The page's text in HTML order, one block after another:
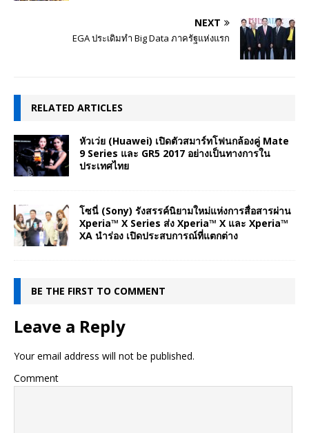
NEXT
EGA ประเดิมทำ Big Data ภาครัฐแห่งแรก
RELATED ARTICLES
หัวเว่ย (Huawei) เปิดตัวสมาร์ทโฟนกล้องคู่ Mate
9 Series และ GR5 2017 อย่างเป็นทางการใน
ประเทศไทย
โซนี่ (Sony) รังสรรค์นิยามใหม่แห่งการสื่อสารผ่าน
Xperia™ X Series ส่ง Xperia™ X และ Xperia™
XA นำร่อง เปิดประสบการณ์ที่แตกต่าง
BE THE FIRST TO COMMENT
Leave a Reply
Your email address will not be published.
Comment